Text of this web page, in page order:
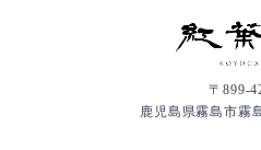
〒899-
鹿児島県霧島市霧